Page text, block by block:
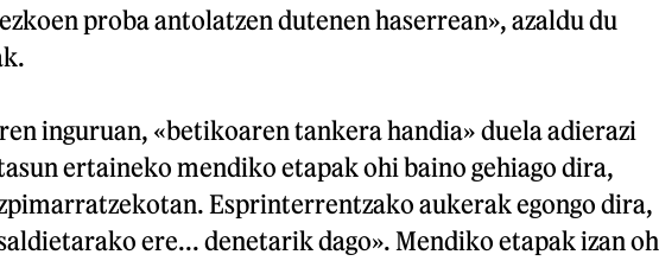
proba antolatzen dutenen haserrean», azaldu du
inguruan, «betikoaren tankera handia» duela adierazi
ertaineko mendiko etapak ohi baino gehiago dira,
Esprinterrentzako aukerak egongo dira,
ere... denetarik dago». Mendiko etapak izan